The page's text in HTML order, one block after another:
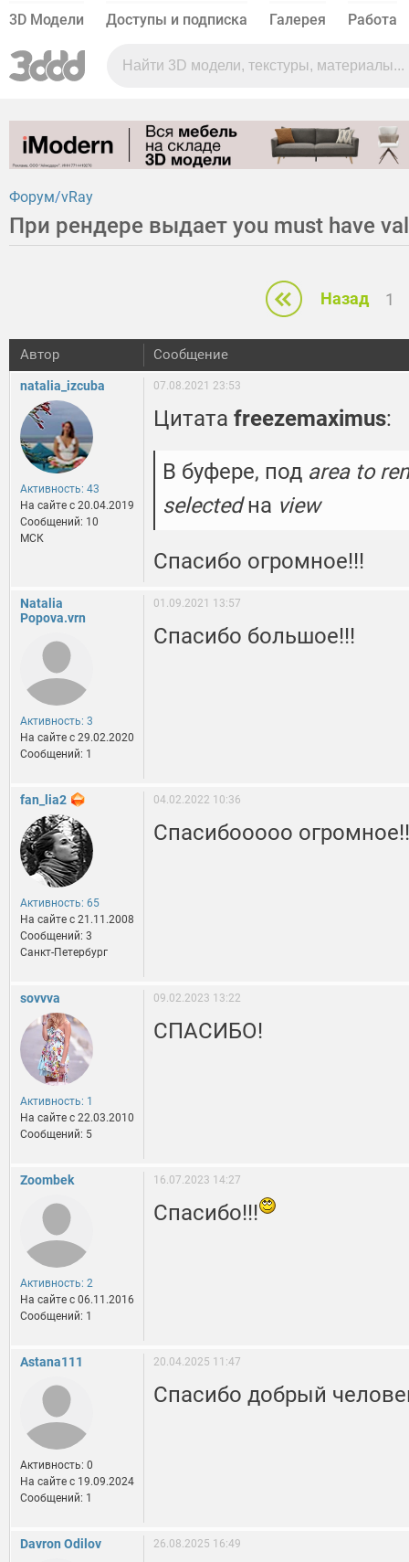
3D Модели Доступы и подписка Галерея Работа
Форум vRay
При рендере выдает you must have
Назад 1
Автор Сообщение
natalia_izcuba
Активность: 43
На сайте c 20.04.2019
Сообщений: 10
МСК
07.08.2021 23:53
Цитата freezemaximus:
В буфере, под area to
selectedна view
Спасибо огромное!!!
Natalia
Popova.vrn
Активность: 3
На сайте c 29.02.2020
Сообщений: 1
01.09.2021 13:57
Спасибо большое!!!
fan_lia2
Активность: 65
На сайте c 21.11.2008
Сообщений: 3
Санкт-Петербург
04.02.2022 10:36
Спасибооооо
sovvva
Активность: 1
На сайте c 22.03.2010
Сообщений: 5
09.02.2023 13:22
СПАСИБО!
Zoombek
Активность: 2
На сайте c 06.11.2016
Сообщений: 1
16.07.2023 14:27
Спасибо!!!
Astana111
Активность: 0
На сайте c 19.09.2024
Сообщений: 1
20.04.2025 11:47
Cпасибо добрый
Davron Odilov 26.08.2025 16:49